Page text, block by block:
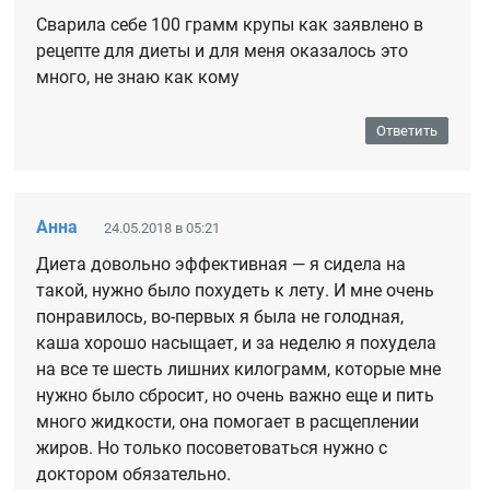
Сварила себе 100 грамм крупы как заявлено в
рецепте для диеты и для меня оказалось это
много, не знаю как кому
Ответить
Анна 24.05.2018 в 05:21
Диета довольно эффективная — я сидела на
такой, нужно было похудеть к лету. И мне очень
понравилось, во-первых я была не голодная,
каша хорошо насыщает, и за неделю я похудела
на все те шесть лишних килограмм, которые мне
нужно было сбросит, но очень важно еще и пить
много жидкости, она помогает в расщеплении
жиров. Но только посоветоваться нужно с
доктором обязательно.